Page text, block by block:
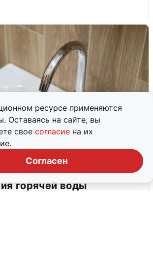
ресурсе применяются
Оставаясь на сайте, вы
свое согласие на их
Согласен
перенесли сроки
горячей воды